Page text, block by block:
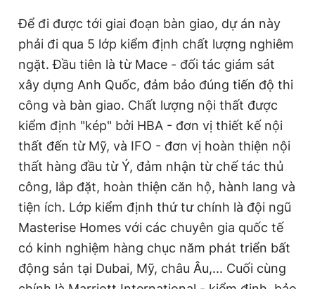
Để đi được tới giai đoạn bàn giao, dự án này
phải đi qua 5 lớp kiểm định chất lượng nghiêm
ngặt. Đầu tiên là từ Mace - đối tác giám sát
xây dựng Anh Quốc, đảm bảo đúng tiến độ thi
công và bàn giao. Chất lượng nội thất được
kiểm định "kép" bởi HBA - đơn vị thiết kế nội
thất đến từ Mỹ, và IFO - đơn vị hoàn thiện nội
thất hàng đầu từ Ý, đảm nhận từ chế tác thủ
công, lắp đặt, hoàn thiện căn hộ, hành lang và
tiện ích. Lớp kiểm định thứ tư chính là đội ngũ
Masterise Homes với các chuyên gia quốc tế
có kinh nghiệm hàng chục năm phát triển bất
động sản tại Dubai, Mỹ, châu Âu,... Cuối cùng